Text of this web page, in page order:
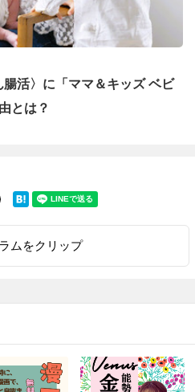
活〉に「ママ＆キッズ ベビ
とは？
ムをクリップ